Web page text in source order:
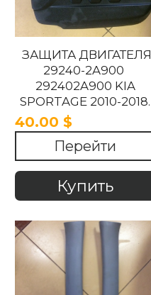
ЗАЩИТА ДВИГАТЕЛЯ
29240-2A900
292402A900 KIA
SPORTAGE 2010-2018.
40.00 $
Перейти
Купить